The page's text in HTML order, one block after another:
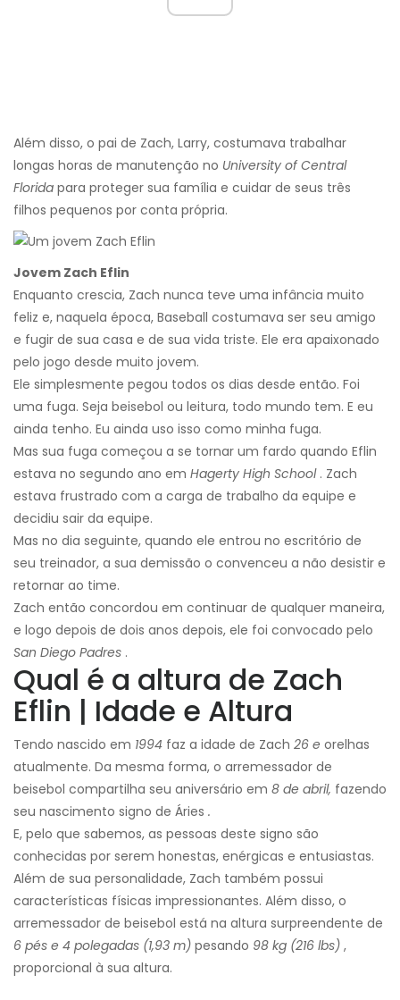
Além disso, o pai de Zach, Larry, costumava trabalhar
longas horas de manutenção no University of Central
Florida para proteger sua família e cuidar de seus três
filhos pequenos por conta própria.
Jovem Zach Eflin
Enquanto crescia, Zach nunca teve uma infância muito
feliz e, naquela época, Baseball costumava ser seu amigo
e fugir de sua casa e de sua vida triste. Ele era apaixonado
pelo jogo desde muito jovem.
Ele simplesmente pegou todos os dias desde então. Foi
uma fuga. Seja beisebol ou leitura, todo mundo tem. E eu
ainda tenho. Eu ainda uso isso como minha fuga.
Mas sua fuga começou a se tornar um fardo quando Eflin
estava no segundo ano em Hagerty High School . Zach
estava frustrado com a carga de trabalho da equipe e
decidiu sair da equipe.
Mas no dia seguinte, quando ele entrou no escritório de
seu treinador, a sua demissão o convenceu a não desistir e
retornar ao time.
Zach então concordou em continuar de qualquer maneira,
e logo depois de dois anos depois, ele foi convocado pelo
San Diego Padres .
Qual é a altura de Zach
Eflin | Idade e Altura
Tendo nascido em 1994 faz a idade de Zach 26 e orelhas
atualmente. Da mesma forma, o arremessador de
beisebol compartilha seu aniversário em 8 de abril, fazendo
seu nascimento signo de Áries .
E, pelo que sabemos, as pessoas deste signo são
conhecidas por serem honestas, enérgicas e entusiastas.
Além de sua personalidade, Zach também possui
características físicas impressionantes. Além disso, o
arremessador de beisebol está na altura surpreendente de
6 pés e 4 polegadas (1,93 m) pesando 98 kg (216 lbs) ,
proporcional à sua altura.